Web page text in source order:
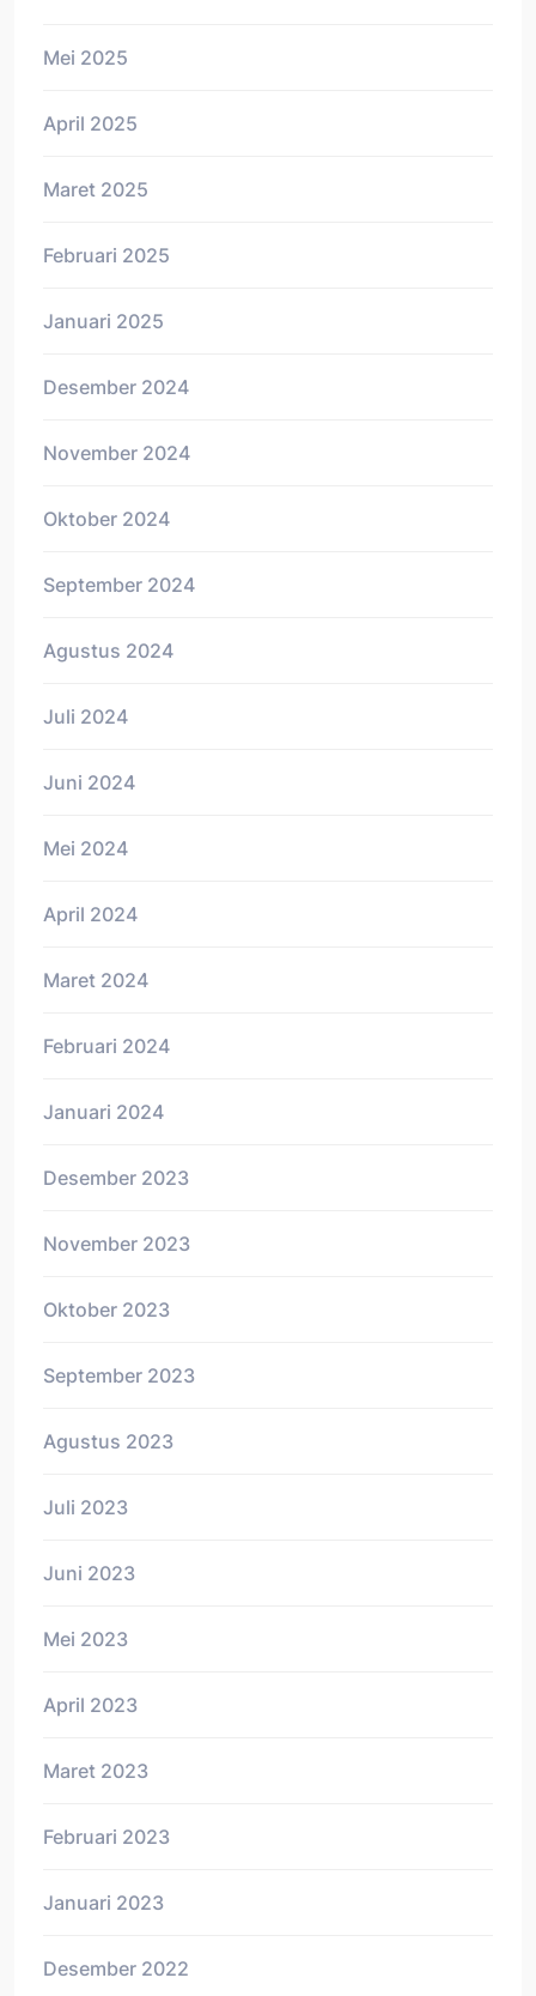
Mei 2025
April 2025
Maret 2025
Februari 2025
Januari 2025
Desember 2024
November 2024
Oktober 2024
September 2024
Agustus 2024
Juli 2024
Juni 2024
Mei 2024
April 2024
Maret 2024
Februari 2024
Januari 2024
Desember 2023
November 2023
Oktober 2023
September 2023
Agustus 2023
Juli 2023
Juni 2023
Mei 2023
April 2023
Maret 2023
Februari 2023
Januari 2023
Desember 2022